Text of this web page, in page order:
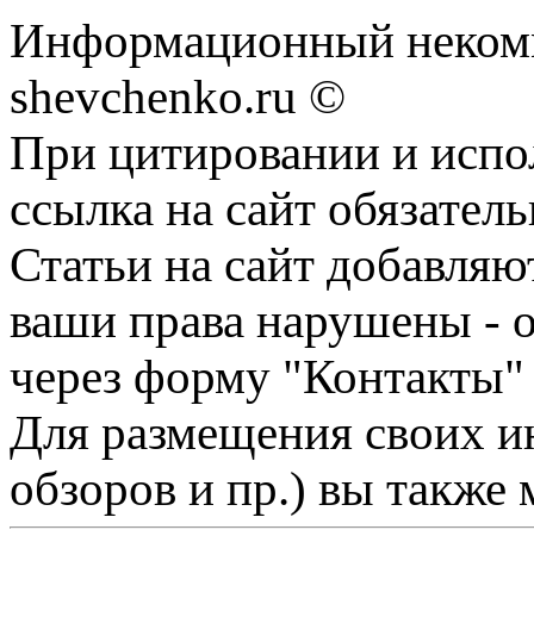
Информационный
shevchenko.ru ©
При цитировании и
ссылка на сайт
Статьи на сайт
ваши права нарушены -
через форму "Контакты"
Для размещения своих
обзоров и пр.) вы также